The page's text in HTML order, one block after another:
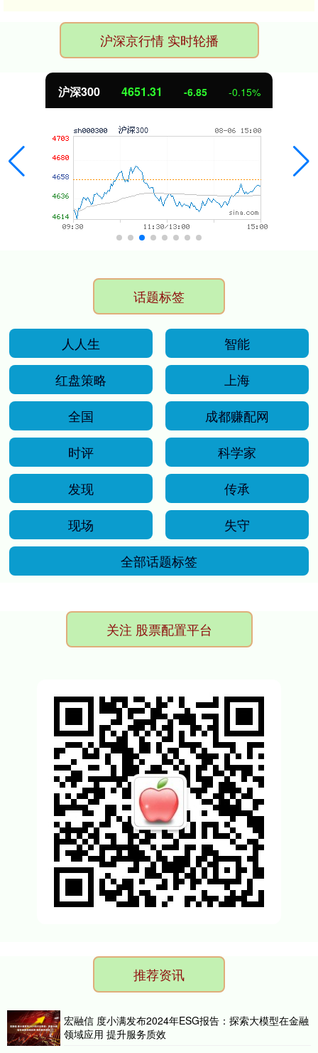
沪深京行情 实时轮播
沪深300 4651.31 -6.85 -0.15%
话题标签
人人生
智能
红盘策略
上海
全国
成都赚配网
时评
科学家
发现
传承
现场
失守
全部话题标签
关注 股票配置平台
推荐资讯
宏融信 度小满发布2024年ESG报告：探索大模型在金融
领域应用 提升服务质效